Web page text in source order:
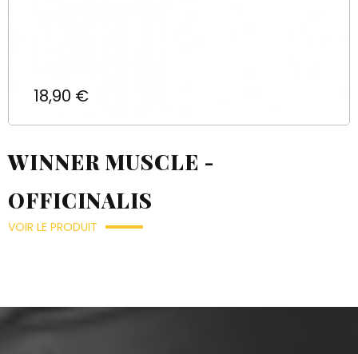
Prix
18,90 €
WINNER MUSCLE -
OFFICINALIS
VOIR LE PRODUIT